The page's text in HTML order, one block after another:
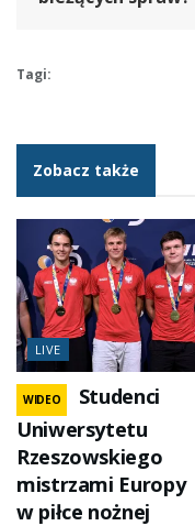
Tagi:
Zobacz także
LIVE
WIDEO
Studenci
Uniwersytetu
Rzeszowskiego
mistrzami Europy
w piłce nożnej